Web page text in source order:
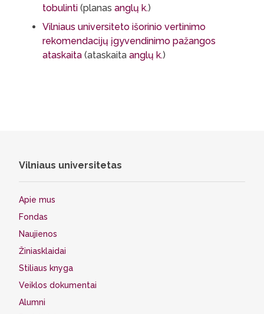
tobulinti (planas anglų k.)
Vilniaus universiteto išorinio vertinimo
rekomendacijų įgyvendinimo pažangos
ataskaita (ataskaita anglų k.)
Vilniaus universitetas
Apie mus
Fondas
Naujienos
Žiniasklaidai
Stiliaus knyga
Veiklos dokumentai
Alumni